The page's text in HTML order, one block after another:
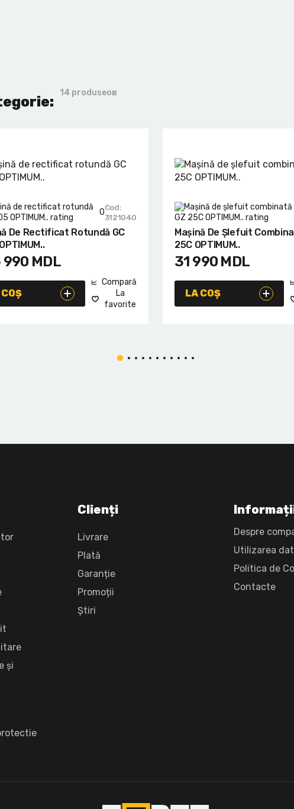
14 produseов
0Cod:
3121040
De Rectificat Rotundă GC
990 MDL
Compară
La
favorite
Mașină De Șlefuit
25C OPTIMUM..
31 990 MDL
LA COȘ
și
Clienți
Livrare
Plată
Garanție
Promoții
Știri
Despre
Utilizarea
Politica de
Сontacte